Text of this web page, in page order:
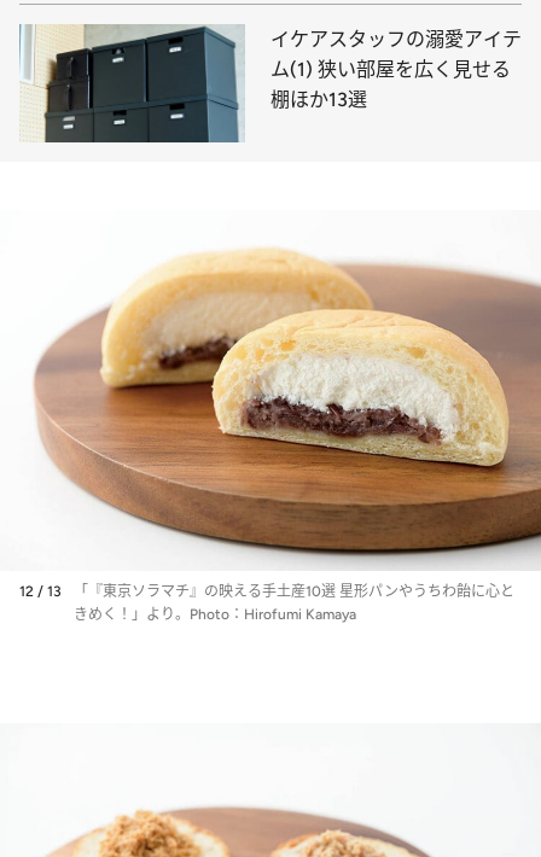
イケアスタッフの溺愛アイテ
ム(1) 狭い部屋を広く見せる
棚ほか13選
12 / 13
「『東京ソラマチ』の映える手土産10選 星形パンやうちわ飴に心と
きめく！」より。Photo：Hirofumi Kamaya